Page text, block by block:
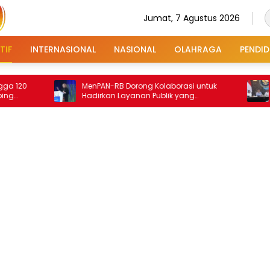
Jumat, 7 Agustus 2026
INTERNASIONAL NASIONAL OLAHRAGA
MenPAN-RB Dorong Kolaborasi untuk
Hadirkan Layanan Publik yang
Terintegrasi dan Inklusif
Pemerintah
Hamil, Balita,